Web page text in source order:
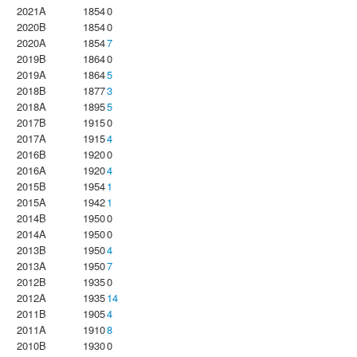
2021A
18540
2020B
18540
2020A
18547
2019B
18640
2019A
18645
2018B
18773
2018A
18955
2017B
19150
2017A
19154
2016B
19200
2016A
19204
2015B
19541
2015A
19421
2014B
19500
2014A
19500
2013B
19504
2013A
19507
2012B
19350
2012A
193514
2011B
19054
2011A
19108
2010B
19300